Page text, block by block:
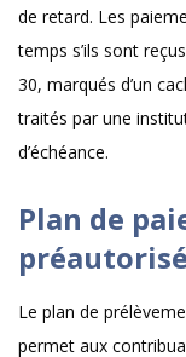
de retard. Les
temps s’ils sont
30, marqués d’un
traités par une
d’échéance.
Plan de
Le plan de
permet aux